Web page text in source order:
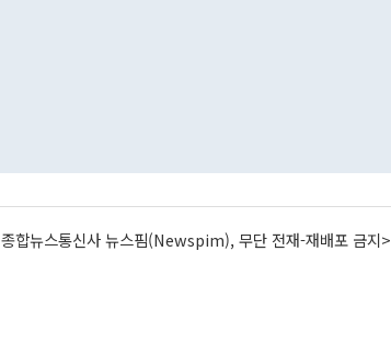
합뉴스통신사 뉴스핌(Newspim), 무단 전재-재배포 금지>